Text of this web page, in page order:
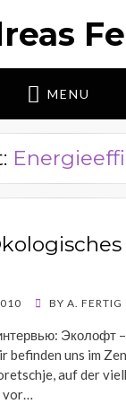
MENU
BY A. FERTIG
Эколофт
befinden uns im
auf der
vor…